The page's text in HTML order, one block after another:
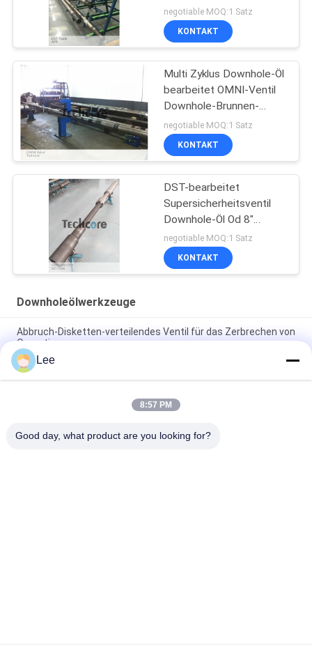
APR bearbeitet dünne
Werkzeuge des Loch-
DST
negotiable MOQ:1 Satz
KONTAKT
Multi Zyklus Downhole-Öl
bearbeitet OMNI-Ventil
Downhole-Brunnen-
Testgerät
negotiable MOQ:1 Satz
KONTAKT
DST-bearbeitet
Supersicherheitsventil
Downhole-Öl Od 8"
10000 P/in Inconel-Stahl
negotiable MOQ:1 Satz
KONTAKT
Downholeölwerkzeuge
Abbruch-Disketten-verteilendes Ventil für das Zerbrechen von
Operation
Umkleidete Loch-Bohrrohrstrang-hydraulische Glas Downhole-
Öl-Werkzeuge
Bohrrohrstrang-Überbrückungs-volle Bohrungs-wieder
Lee
8:57 PM
Good day, what product are you looking for?